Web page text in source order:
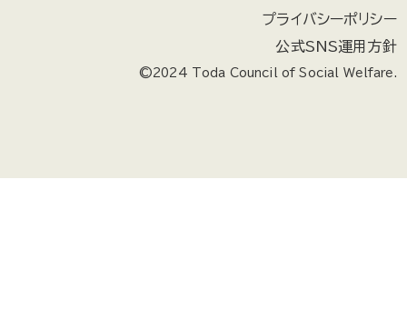
プライバシーポリシー
公式SNS運用方針
©2024 Toda Council of Social Welfare.